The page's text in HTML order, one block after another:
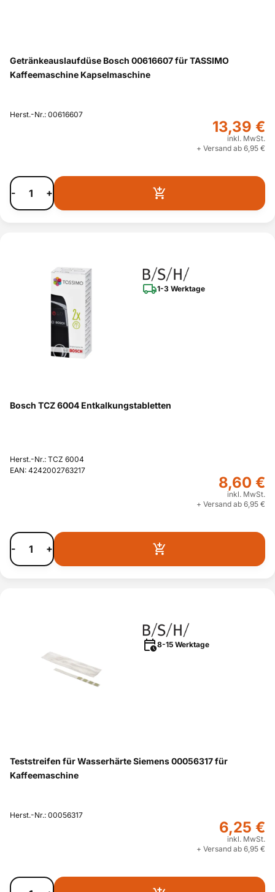
Getränkeauslaufdüse Bosch 00616607 für TASSIMO
Kaffeemaschine Kapselmaschine
Herst.-Nr.: 00616607
13,39 €
inkl. MwSt.
+ Versand ab 6,95 €
- +
1-3 Werktage
Bosch TCZ 6004 Entkalkungstabletten
Herst.-Nr.: TCZ 6004
EAN: 4242002763217
8,60 €
inkl. MwSt.
+ Versand ab 6,95 €
- +
8-15 Werktage
Teststreifen für Wasserhärte Siemens 00056317 für
Kaffeemaschine
Herst.-Nr.: 00056317
6,25 €
inkl. MwSt.
+ Versand ab 6,95 €